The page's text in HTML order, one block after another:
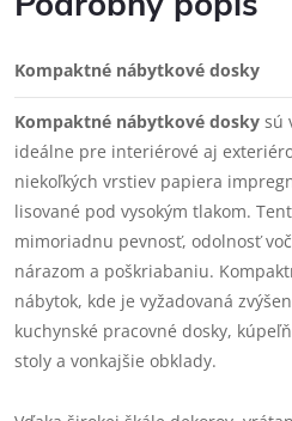
Kompaktné nábytkové dosky
Kompaktné nábytkové dosky sú
ideálne pre interiérové aj
niekoľkých vrstiev papiera
lisované pod vysokým tlakom.
mimoriadnu pevnosť, odolnosť
nárazom a poškriabaniu.
nábytok, kde je vyžadovaná
kuchynské pracovné dosky,
stoly a vonkajšie obklady.